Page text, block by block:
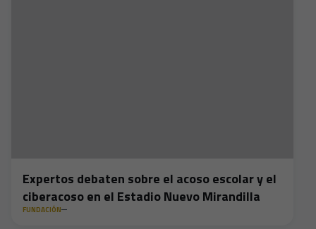
Expertos debaten sobre el acoso escolar y el
ciberacoso en el Estadio Nuevo Mirandilla
FUNDACIÓN